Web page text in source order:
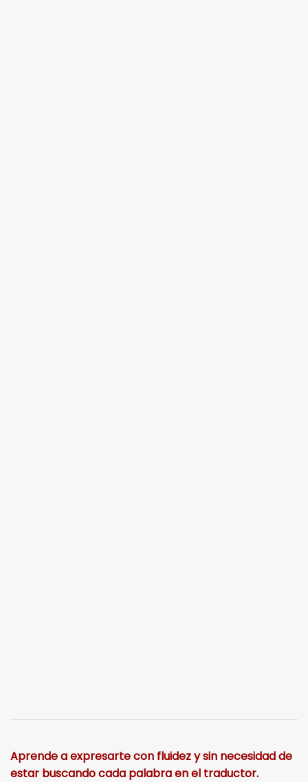
Aprende a expresarte con fluidez y sin necesidad de
estar buscando cada palabra en el traductor.